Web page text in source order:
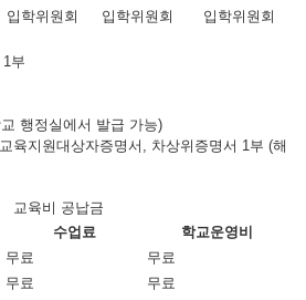
입학위원회 입학위원회
입학위원회
부
행정실에서 발급 가능)
육지원대상자증명서, 차상위증명서 1부 (해
교육비 공납금
수업료
학교운영비
무료
무료
무료
무료